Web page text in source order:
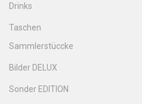
Drinks
Taschen
Sammlerstüccke
Bilder DELUX
Sonder EDITION